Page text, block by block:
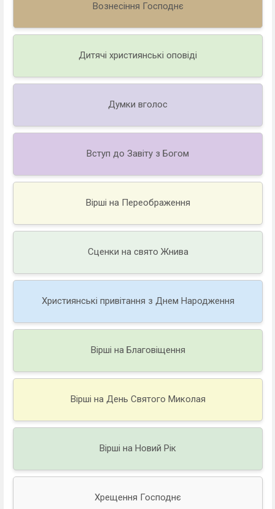
Вознесіння Господнє
Дитячі християнські оповіді
Думки вголос
Вступ до Завіту з Богом
Вірші на Переображення
Сценки на свято Жнива
Християнські привітання з Днем Народження
Вірші на Благовіщення
Вірші на День Святого Миколая
Вірші на Новий Рік
Хрещення Господнє